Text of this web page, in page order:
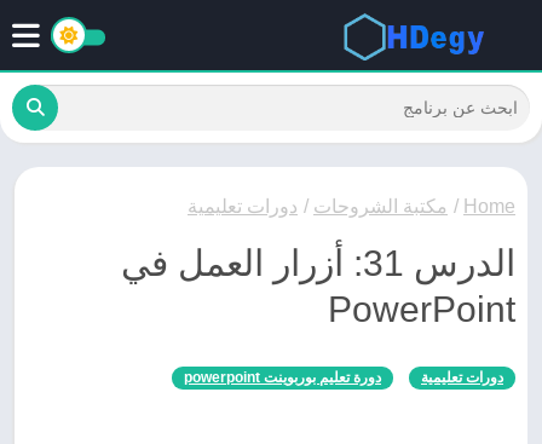
Home
/ مكتبة الشروحات / دورات تعليمية
الدرس 31: أزرار العمل في
PowerPoint
دورات تعليمية دورة تعليم بوربوينت powerpoint